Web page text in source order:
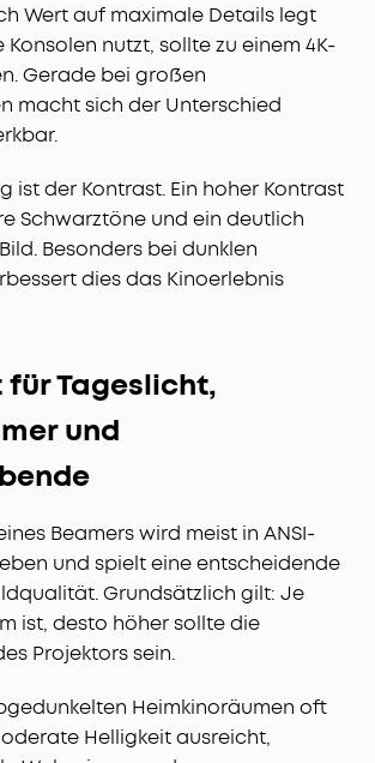
Wert auf maximale Details legt
nutzt, sollte zu einem 4K-
Gerade bei großen
macht sich der Unterschied
ist der Kontrast. Ein hoher Kontrast
Schwarztöne und ein deutlich
Besonders bei dunklen
dies das Kinoerlebnis
für Tageslicht,
und
Beamers wird meist in ANSI-
und spielt eine entscheidende
Grundsätzlich gilt: Je
ist, desto höher sollte die
Projektors sein.
Heimkinoräumen oft
Helligkeit ausreicht,